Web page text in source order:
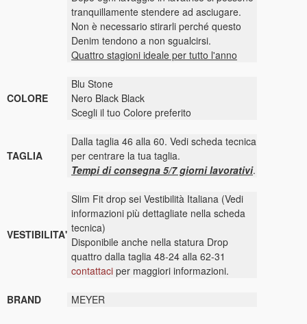
tranquillamente stendere ad asciugare.
Non è necessario stirarli perché questo
Denim tendono a non sgualcirsi.
Quattro stagioni ideale per tutto l'anno
COLORE
Blu Stone
Nero Black Black
Scegli il tuo Colore preferito
TAGLIA
Dalla taglia 46 alla 60. Vedi scheda tecnica
per centrare la tua taglia.
Tempi di consegna 5/7 giorni lavorativi.
VESTIBILITA'
Slim Fit drop sei Vestibilità Italiana (Vedi
informazioni più dettagliate nella scheda
tecnica)
Disponibile anche nella statura Drop
quattro dalla taglia 48-24 alla 62-31
contattaci per maggiori informazioni.
BRAND MEYER